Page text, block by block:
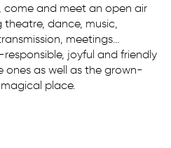
and meet an open air
dance, music,
meetings…
joyful and friendly
ones as well as the grown-
place.